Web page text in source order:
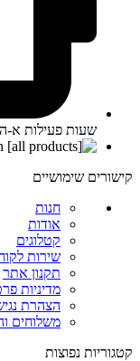
שעות פעילות א-ה 09:00-16:00
קישורים שימושיים
חנות
אודות
קטלוגים
שירות
תקנון אתר
מדיניות
הצהרת
משלוחים
קטגוריות נפוצות